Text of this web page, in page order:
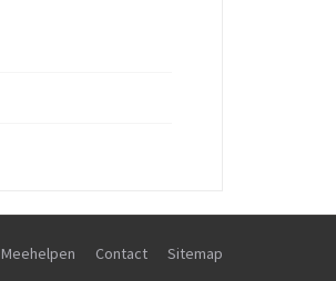
Meehelpen Contact Sitemap